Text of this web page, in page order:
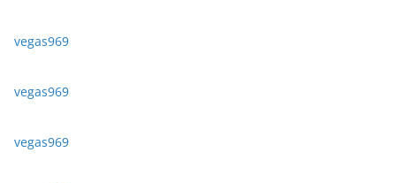
vegas969
vegas969
vegas969